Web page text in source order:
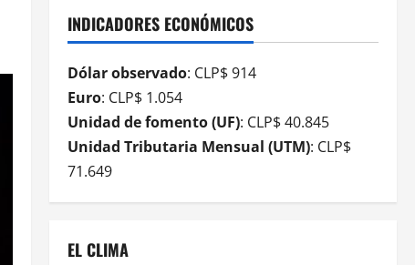
INDICADORES ECONÓMICOS
Dólar observado: CLP$ 914
Euro: CLP$ 1.054
Unidad de fomento (UF): CLP$ 40.845
Unidad Tributaria Mensual (UTM): CLP$
71.649
EL CLIMA